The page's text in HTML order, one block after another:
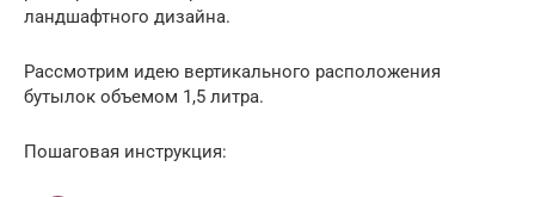
ландшафтного дизайна.
Рассмотрим идею вертикального расположения
бутылок объемом 1,5 литра.
Пошаговая инструкция: